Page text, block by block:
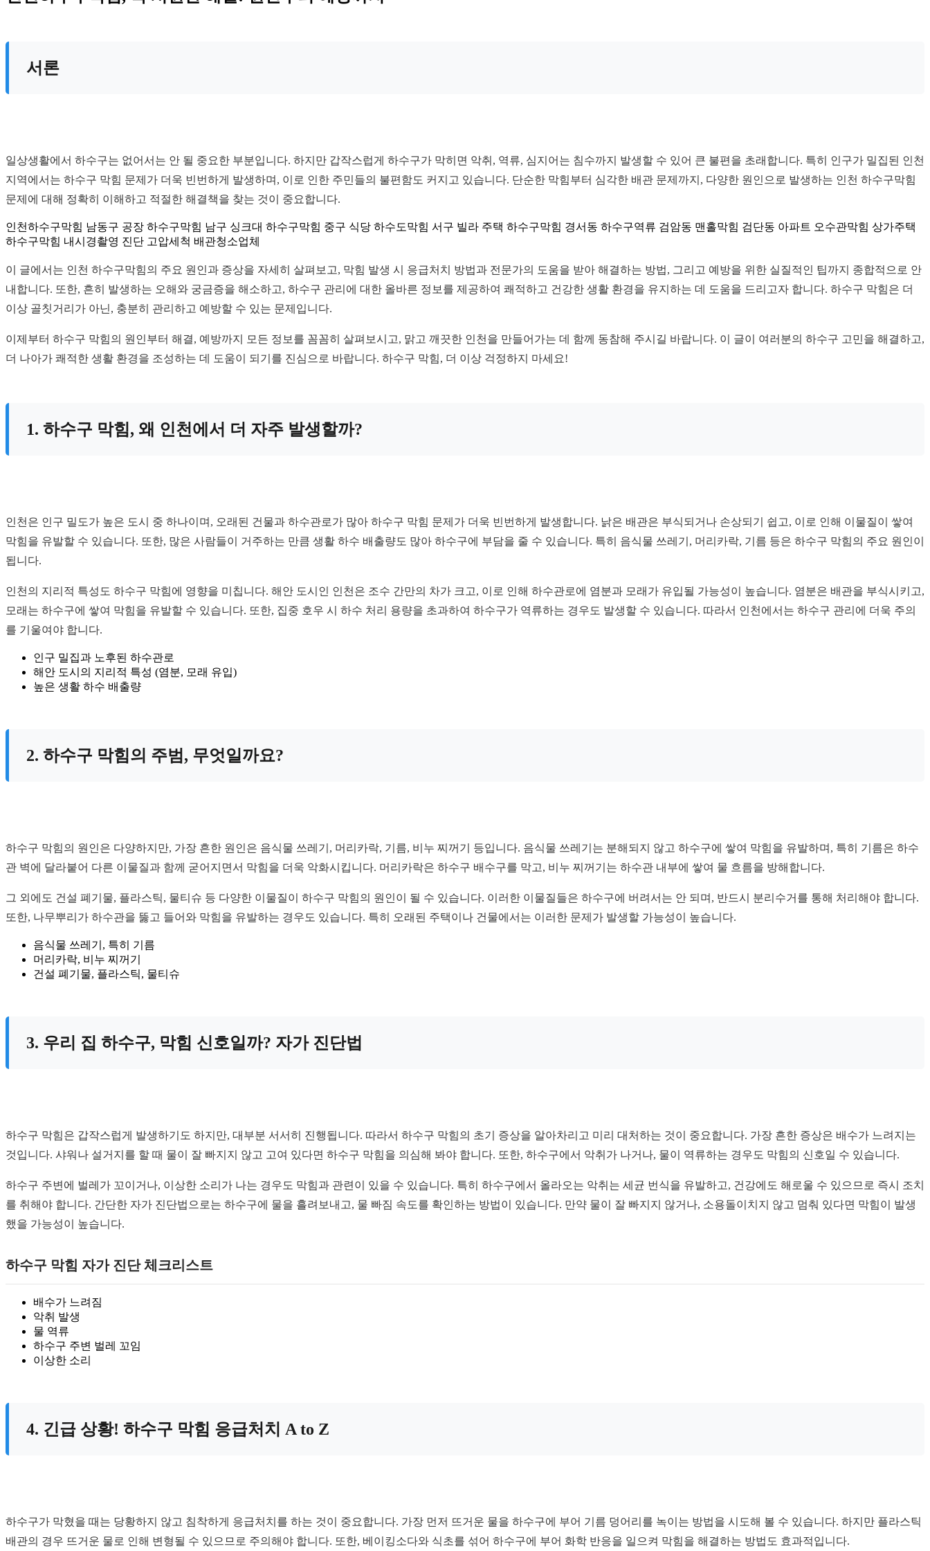
서론
일상생활에서 하수구는 없어서는 안 될 중요한 부분입니다. 하지만 갑작스럽게 하수구가 막히면 악취, 역류, 심지어는 침수까지 발생할 수 있어 큰 불편을 초래합니다. 특히 인구가 밀집된 인천
지역에서는 하수구 막힘 문제가 더욱 빈번하게 발생하며, 이로 인한 주민들의 불편함도 커지고 있습니다. 단순한 막힘부터 심각한 배관 문제까지, 다양한 원인으로 발생하는 인천 하수구막힘
문제에 대해 정확히 이해하고 적절한 해결책을 찾는 것이 중요합니다.
인천하수구막힘 남동구 공장 하수구막힘 남구 싱크대 하수구막힘 중구 식당 하수도막힘 서구 빌라 주택 하수구막힘 경서동 하수구역류 검암동 맨홀막힘 검단동 아파트 오수관막힘 상가주택
하수구막힘 내시경촬영 진단 고압세척 배관청소업체
이 글에서는 인천 하수구막힘의 주요 원인과 증상을 자세히 살펴보고, 막힘 발생 시 응급처치 방법과 전문가의 도움을 받아 해결하는 방법, 그리고 예방을 위한 실질적인 팁까지 종합적으로 안
내합니다. 또한, 흔히 발생하는 오해와 궁금증을 해소하고, 하수구 관리에 대한 올바른 정보를 제공하여 쾌적하고 건강한 생활 환경을 유지하는 데 도움을 드리고자 합니다. 하수구 막힘은 더
이상 골칫거리가 아닌, 충분히 관리하고 예방할 수 있는 문제입니다.
이제부터 하수구 막힘의 원인부터 해결, 예방까지 모든 정보를 꼼꼼히 살펴보시고, 맑고 깨끗한 인천을 만들어가는 데 함께 동참해 주시길 바랍니다. 이 글이 여러분의 하수구 고민을 해결하고,
더 나아가 쾌적한 생활 환경을 조성하는 데 도움이 되기를 진심으로 바랍니다. 하수구 막힘, 더 이상 걱정하지 마세요!
1. 하수구 막힘, 왜 인천에서 더 자주 발생할까?
인천은 인구 밀도가 높은 도시 중 하나이며, 오래된 건물과 하수관로가 많아 하수구 막힘 문제가 더욱 빈번하게 발생합니다. 낡은 배관은 부식되거나 손상되기 쉽고, 이로 인해 이물질이 쌓여
막힘을 유발할 수 있습니다. 또한, 많은 사람들이 거주하는 만큼 생활 하수 배출량도 많아 하수구에 부담을 줄 수 있습니다. 특히 음식물 쓰레기, 머리카락, 기름 등은 하수구 막힘의 주요 원인이
됩니다.
인천의 지리적 특성도 하수구 막힘에 영향을 미칩니다. 해안 도시인 인천은 조수 간만의 차가 크고, 이로 인해 하수관로에 염분과 모래가 유입될 가능성이 높습니다. 염분은 배관을 부식시키고,
모래는 하수구에 쌓여 막힘을 유발할 수 있습니다. 또한, 집중 호우 시 하수 처리 용량을 초과하여 하수구가 역류하는 경우도 발생할 수 있습니다. 따라서 인천에서는 하수구 관리에 더욱 주의
를 기울여야 합니다.
인구 밀집과 노후된 하수관로
해안 도시의 지리적 특성 (염분, 모래 유입)
높은 생활 하수 배출량
2. 하수구 막힘의 주범, 무엇일까요?
하수구 막힘의 원인은 다양하지만, 가장 흔한 원인은 음식물 쓰레기, 머리카락, 기름, 비누 찌꺼기 등입니다. 음식물 쓰레기는 분해되지 않고 하수구에 쌓여 막힘을 유발하며, 특히 기름은 하수
관 벽에 달라붙어 다른 이물질과 함께 굳어지면서 막힘을 더욱 악화시킵니다. 머리카락은 하수구 배수구를 막고, 비누 찌꺼기는 하수관 내부에 쌓여 물 흐름을 방해합니다.
그 외에도 건설 폐기물, 플라스틱, 물티슈 등 다양한 이물질이 하수구 막힘의 원인이 될 수 있습니다. 이러한 이물질들은 하수구에 버려서는 안 되며, 반드시 분리수거를 통해 처리해야 합니다.
또한, 나무뿌리가 하수관을 뚫고 들어와 막힘을 유발하는 경우도 있습니다. 특히 오래된 주택이나 건물에서는 이러한 문제가 발생할 가능성이 높습니다.
음식물 쓰레기, 특히 기름
머리카락, 비누 찌꺼기
건설 폐기물, 플라스틱, 물티슈
3. 우리 집 하수구, 막힘 신호일까? 자가 진단법
하수구 막힘은 갑작스럽게 발생하기도 하지만, 대부분 서서히 진행됩니다. 따라서 하수구 막힘의 초기 증상을 알아차리고 미리 대처하는 것이 중요합니다. 가장 흔한 증상은 배수가 느려지는
것입니다. 샤워나 설거지를 할 때 물이 잘 빠지지 않고 고여 있다면 하수구 막힘을 의심해 봐야 합니다. 또한, 하수구에서 악취가 나거나, 물이 역류하는 경우도 막힘의 신호일 수 있습니다.
하수구 주변에 벌레가 꼬이거나, 이상한 소리가 나는 경우도 막힘과 관련이 있을 수 있습니다. 특히 하수구에서 올라오는 악취는 세균 번식을 유발하고, 건강에도 해로울 수 있으므로 즉시 조치
를 취해야 합니다. 간단한 자가 진단법으로는 하수구에 물을 흘려보내고, 물 빠짐 속도를 확인하는 방법이 있습니다. 만약 물이 잘 빠지지 않거나, 소용돌이치지 않고 멈춰 있다면 막힘이 발생
했을 가능성이 높습니다.
하수구 막힘 자가 진단 체크리스트
배수가 느려짐
악취 발생
물 역류
하수구 주변 벌레 꼬임
이상한 소리
4. 긴급 상황! 하수구 막힘 응급처치 A to Z
하수구가 막혔을 때는 당황하지 않고 침착하게 응급처치를 하는 것이 중요합니다. 가장 먼저 뜨거운 물을 하수구에 부어 기름 덩어리를 녹이는 방법을 시도해 볼 수 있습니다. 하지만 플라스틱
배관의 경우 뜨거운 물로 인해 변형될 수 있으므로 주의해야 합니다. 또한, 베이킹소다와 식초를 섞어 하수구에 부어 화학 반응을 일으켜 막힘을 해결하는 방법도 효과적입니다.